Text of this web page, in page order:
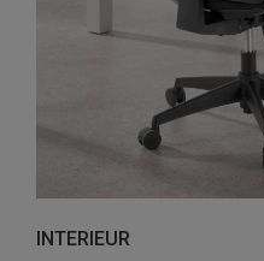
INTERIEUR